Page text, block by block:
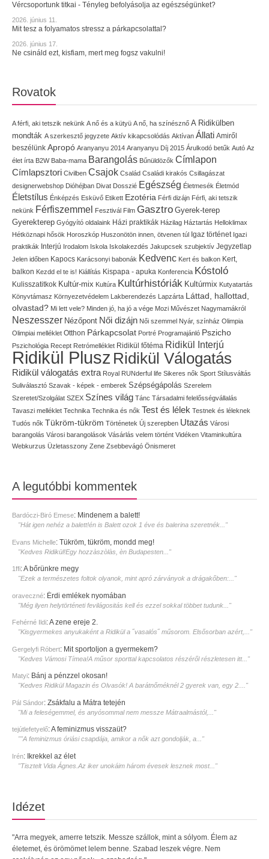
Vércsoportunk titkai - Tényleg befolyásolja az egészségünket?
2026. június 11.
Mit tesz a folyamatos stressz a párkapcsolattal?
2026. június 17.
Ne csináld ezt, kisfiam, mert meg fogsz vakulni!
Rovatok
A férfi, aki tetszik nekünk A nő és a kütyü A nő, ha színésznő A Ridikülben
mondták A szerkesztő jegyzete Aktív kikapcsolódás Aktívan Állati Amiről
beszélünk Apropó Aranyanyu 2014 Aranyanyu Díj 2015 Árulkodó betűk Autó Az
élet írta B2W Baba-mama Barangolás Bűnüldözők Címlapon
Címlapsztori Civilben Csajok Család Családi kirakós Csillagászat
designerwebshop Dióhéjban Divat Dosszié Egészség Életmesék Életmód
Életstílus Énképzés Esküvő Etikett Ezotéria Férfi dizájn Férfi, aki tetszik
nekünk Férfiszemmel Fesztivál Film Gasztro Gyerek-terep
Gyerekterep Gyógyító oldalaink Házi praktikák Házilag Háztartás Helloklimax
Hétköznapi hősök Horoszkóp Huszonötön innen, ötvenen túl Igaz történet Igazi
praktikák Interjú Irodalom Iskola Iskolakezdés Jakupcsek szubjektív Jegyzetlap
Jelen időben Kapocs Karácsonyi babonák Kedvenc Kert és balkon Kert,
balkon Kezdd el te is! Kiállítás Kispapa - apuka Konferencia Kóstoló
Kulisszatitkok Kultúr-mix Kultúra Kultúrhistóriák Kultúrmix Kutyatartás
Könyvtámasz Környezetvédelem Lakberendezés Lapzárta Láttad, hallottad,
olvastad? Mi lett vele? Minden jó, ha jó a vége Mozi Művészet Nagymamákról
Neszesszer Nézőpont Női dizájn Női szemmel Nyár, színház Olimpia
Olimpiai melléklet Otthon Párkapcsolat Portré Programajánló Pszicho
Pszichológia Recept Retrómelléklet Ridikül főtéma Ridikül Interjú
Ridikül Plusz Ridikül Válogatás
Ridikül válogatás extra Royal RUNderful life Sikeres nők Sport Stílusváltás
Suliválasztó Szavak - képek - emberek Szépségápolás Szerelem
Szeretet/Szolgálat SZEX Színes világ Tánc Társadalmi felelősségvállalás
Tavaszi melléklet Technika Technika és nők Test és lélek Testnek és léleknek
Tudós nők Tükröm-tükröm Történetek Új szerepben Utazás Városi
barangolás Városi barangolások Vásárlás velem történt Vidéken Vitaminkultúra
Webkurzus Üzletasszony Zene Zsebbevágó Önismeret
A legutóbbi kommentek
Bardóczi-Biró Emese: Mindenem a balett!
"Hát igen nehéz a balett!én is Balett ozok 1 éve és balerina szeretnék..."
Evans Michelle: Tükröm, tükröm, mondd meg!
"Kedves Ridikül!Egy hozzàszòlàs, èn Budapesten..."
1ffi:A bőrünkre megy
"Ezek a természetes foltok olyanok, mint apró zárványok a drágakőben:..."
oraveczné: Érdi emlékek nyomában
"Még ilyen helytörténeti fevilágositás kell és ezzel sokkal többet tudunk..."
Fehérné Ildi:A zene ereje 2.
"Kisgyermekes anyukaként a Ridikül a ˝vasalós˝ műsorom. Elsősorban azért,..."
Gergelyfi Róbert: Mit sportoljon a gyermekem?
"Kedves Vámosi Tímea!A műsor sporttal kapcsolatos részéről részletesen itt..."
Matyi: Bánj a pénzzel okosan!
"Kedves Ridikül Magazin és Olvasók! A barátnőméknél 2 gyerek van, egy 2...."
Pál Sándor: Zsákfalu a Mátra tetején
"Mi a feleségemmel, és anyósommal nem messze Mátraalmástól,..."
tejútlefetyelő:A feminizmus visszaüt?
""A feminizmus óriási csapdája, amikor a nők azt gondolják, a..."
Irén: Ikrekkel az élet
"Tisztelt Vida Ágnes.Az iker unokáim három évesek lesznek most..."
Idézet
"Arra megyek, amerre tetszik. Messze szállok, mint a sólyom. Élem az
életemet, és örömömet lelem benne. Szabad leszek végre. Nem